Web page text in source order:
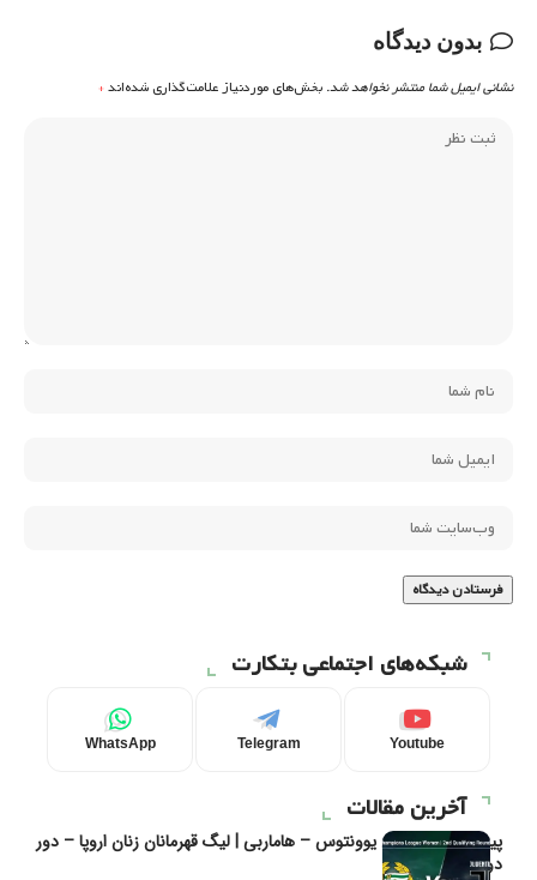
بدون دیدگاه
نشانی ایمیل شما منتشر نخواهد شد. بخش‌های موردنیاز علامت‌گذاری شده‌اند*
شبکه‌های اجتماعی بتکارت
Youtube
Telegram
WhatsApp
آخرین مقالات
پیش‌بینی و تحلیل یوونتوس – هاماربی | لیگ قهرمانان زنان اروپا – دور
دوم مرحله